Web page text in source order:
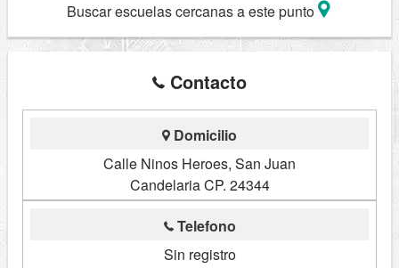
Buscar escuelas cercanas a este punto
Contacto
Domicilio
Calle Ninos Heroes, San Juan
Candelaria CP. 24344
Telefono
Sin registro